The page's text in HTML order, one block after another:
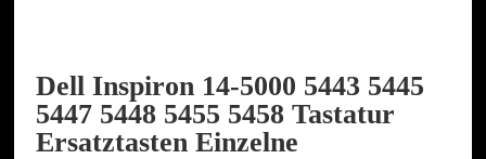
Dell Inspiron 14-5000 5443 5445
5447 5448 5455 5458 Tastatur
Ersatztasten Einzelne